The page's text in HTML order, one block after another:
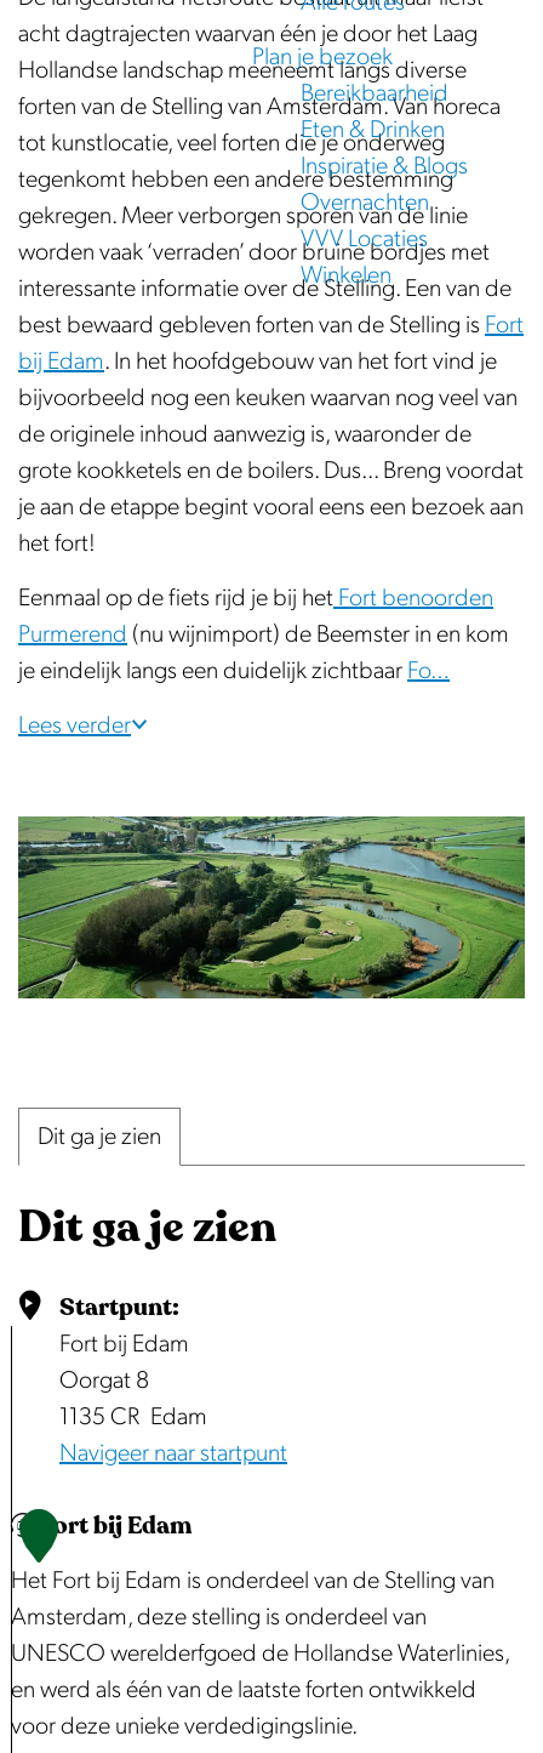
Plan je bezoek
Bereikbaarheid
Eten & Drinken
Inspiratie & Blogs
Overnachten
VVV Locaties
Winkelen
acht dagtrajecten waarvan één je door het Laag
Hollandse landschap meeneemt langs diverse
forten van de Stelling van Amsterdam. Van horeca
tot kunstlocatie, veel forten die je onderweg
tegenkomt hebben een andere bestemming
gekregen. Meer verborgen sporen van de linie
worden vaak ‘verraden’ door bruine bordjes met
interessante informatie over de Stelling. Een van de
best bewaard gebleven forten van de Stelling is Fort
bij Edam. In het hoofdgebouw van het fort vind je
bijvoorbeeld nog een keuken waarvan nog veel van
de originele inhoud aanwezig is, waaronder de
grote kookketels en de boilers. Dus... Breng voordat
je aan de etappe begint vooral eens een bezoek aan
het fort!
Eenmaal op de fiets rijd je bij het Fort benoorden
Purmerend (nu wijnimport) de Beemster in en kom
je eindelijk langs een duidelijk zichtbaar Fo…
Lees verder
e
o
u
e
r
g
r
o
t
e
Dit ga je zien
Dit ga je zien
Startpunt:
Fort bij Edam
Oorgat 8
1135 CR Edam
Navigeer naar startpunt
1 Fort bij Edam
Het Fort bij Edam is onderdeel van de Stelling van
Amsterdam, deze stelling is onderdeel van
UNESCO werelderfgoed de Hollandse Waterlinies,
en werd als één van de laatste forten ontwikkeld
voor deze unieke verdedigingslinie.